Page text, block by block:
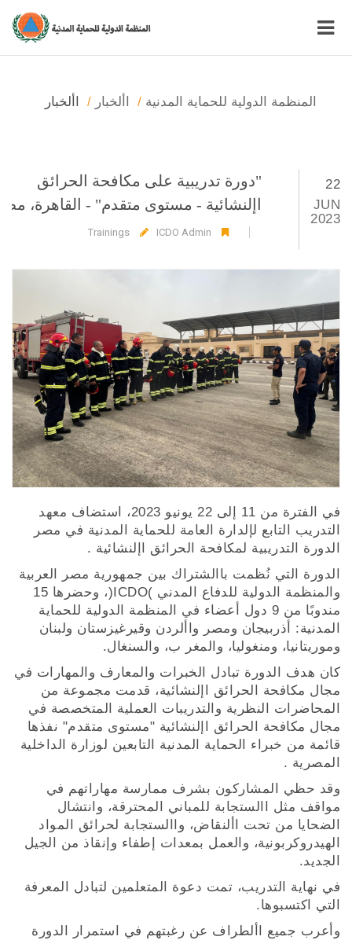
المنظمة الدولية للحماية المدنية األخبار األخبار
22
JUN
2023
"دورة تدريبية على مكافحة الحرائق
اإلنشائية - مستوى متقدم" - القاهرة،
Trainings ICDO Admin
في الفترة من 11 إلى 22 يونيو 2023، استضاف معهد
التدريب التابع لإلدارة العامة للحماية المدنية في مصر
الدورة التدريبية لمكافحة الحرائق اإلنشائية .
الدورة التي نُظمت باالشتراك بين جمهورية مصر العربية
والمنظمة الدولية للدفاع المدني )ICDO(، وحضرها 15
مندوبًا من 9 دول أعضاء في المنظمة الدولية للحماية
المدنية: أذربيجان ومصر واألردن وقيرغيزستان ولبنان
وموريتانيا، ومنغوليا، والمغر ب، والسنغال.
كان هدف الدورة تبادل الخبرات والمعارف والمهارات في
مجال مكافحة الحرائق اإلنشائية، قدمت مجموعة من
المحاضرات النظرية والتدريبات العملية المتخصصة في
مجال مكافحة الحرائق اإلنشائية "مستوى متقدم" نفذها
قائمة من خبراء الحماية المدنية التابعين لوزارة الداخلية
المصرية .
وقد حظي المشاركون بشرف ممارسة مهاراتهم في
مواقف مثل االستجابة للمباني المحترقة، وانتشال
الضحايا من تحت األنقاض، واالستجابة لحرائق المواد
الهيدروكربونية، والعمل بمعدات إطفاء وإنقاذ من الجيل
الجديد.
في نهاية التدريب، تمت دعوة المتعلمين لتبادل المعرفة
التي اكتسبوها.
وأعرب جميع األطراف عن رغبتهم في استمرار الدورة